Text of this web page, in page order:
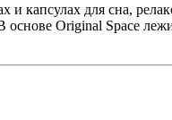
капсулах для сна,
Original Space